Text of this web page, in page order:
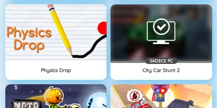
Physics Drop
SADECE PC
City Car Stunt 2